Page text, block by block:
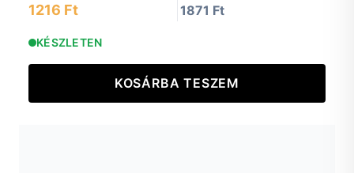
1216 Ft 1871 Ft
KÉSZLETEN
KOSÁRBA TESZEM